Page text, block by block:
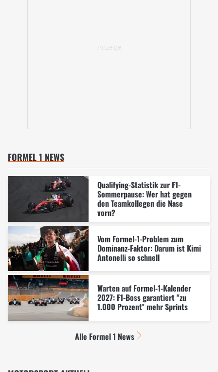
FORMEL 1 NEWS
Qualifying-Statistik zur F1-
Sommerpause: Wer hat gegen
den Teamkollegen die Nase
vorn?
Vom Formel-1-Problem zum
Dominanz-Faktor: Darum ist Kimi
Antonelli so schnell
Warten auf Formel-1-Kalender
2027: F1-Boss garantiert "zu
1.000 Prozent" mehr Sprints
Alle Formel 1 News